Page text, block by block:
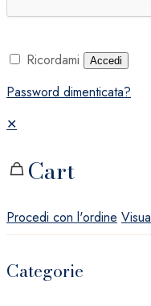
Ricordami Accedi
Password dimenticata?
✕
Cart
Procedi con l'ordine
Categorie